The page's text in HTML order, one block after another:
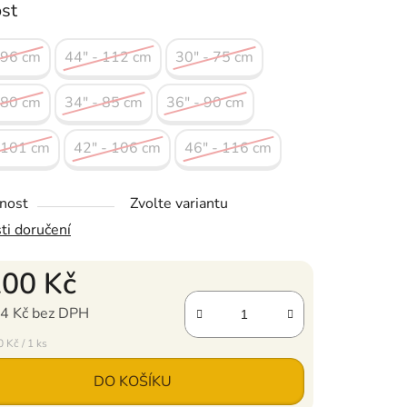
cm 44" - 112 cm 30" - 75 cm
cm 34" - 85 cm 36" - 90 cm
cm 42" - 106 cm 46" - 116 cm
Zvolte variantu
doručení
Kč
Kč bez DPH
Kč / 1 ks
DO KOŠÍKU